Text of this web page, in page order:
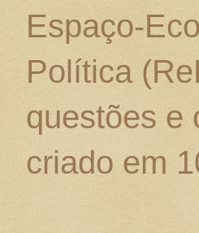
Espaço-
Política
questões e
criado em